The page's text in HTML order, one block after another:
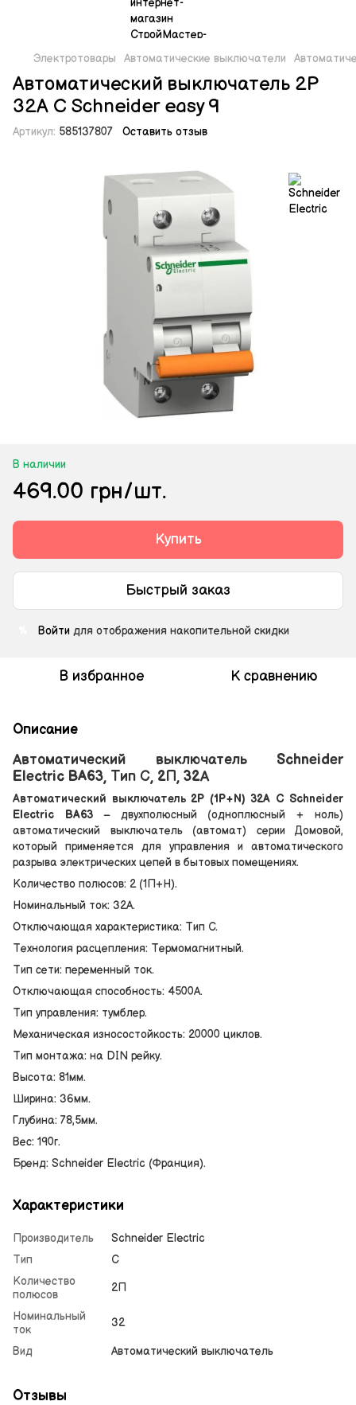
Электротовары Автоматические выключатели
Автоматический выключатель 2P
32A C Schneider easy 9
Артикул: 585137807 Оставить отзыв
В наличии
469.00 грн/шт.
Купить
Быстрый заказ
Войти для отображения накопительной скидки
В избранное К сравнению
Описание
Автоматический выключатель Schneider
Electric BA63, Тип С, 2П, 32А
Автоматический выключатель 2P (1P+N) 32A C Schneider
Electric BA63– двухполюсный (одноплюсный + ноль)
автоматический выключатель (автомат) серии Домовой,
который применяется для управления и автоматического
разрыва электрических цепей в бытовых помещениях.
Количество полюсов: 2 (1П+Н).
Номинальный ток: 32А.
Отключающая характеристика: Тип С.
Технология расцепления: Термомагнитный.
Тип сети: переменный ток.
Отключающая способность: 4500А.
Тип управления: тумблер.
Механическая износостойкость: 20000 циклов.
Тип монтажа: на DIN рейку.
Высота: 81мм.
Ширина: 36мм.
Глубина: 78,5мм.
Вес: 190г.
Бренд: Schneider Electric (Франция).
Характеристики
Производитель
Schneider Electric
Тип
С
Количество
полюсов
2П
Номинальный
ток
32
Вид Автоматический выключатель
Отзывы